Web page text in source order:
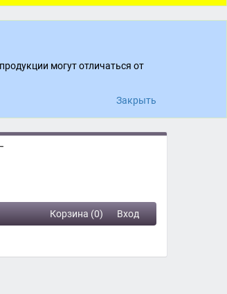
могут отличаться от
Закрыть
Корзина (0) Вход